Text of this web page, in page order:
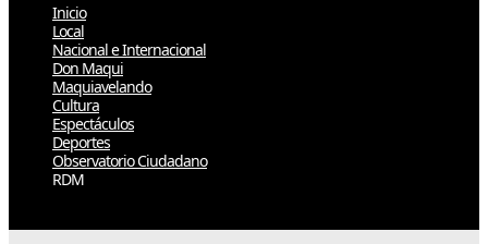
Inicio
Local
Nacional e Internacional
Don Maqui
Maquiavelando
Cultura
Espectáculos
Deportes
Observatorio Ciudadano
RDM